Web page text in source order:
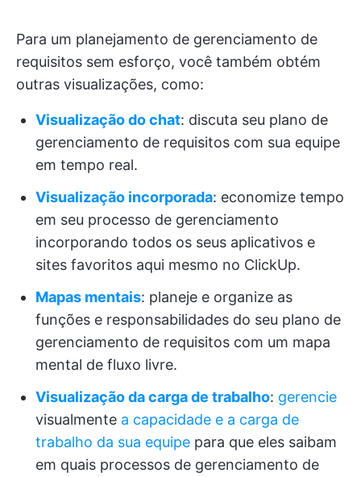
Para um planejamento de gerenciamento de
requisitos sem esforço, você também obtém
outras visualizações, como:
Visualização do chat: discuta seu plano de
gerenciamento de requisitos com sua equipe
em tempo real.
Visualização incorporada: economize tempo
em seu processo de gerenciamento
incorporando todos os seus aplicativos e
sites favoritos aqui mesmo no ClickUp.
Mapas mentais: planeje e organize as
funções e responsabilidades do seu plano de
gerenciamento de requisitos com um mapa
mental de fluxo livre.
Visualização da carga de trabalho: gerencie
visualmente a capacidade e a carga de
trabalho da sua equipe para que eles saibam
em quais processos de gerenciamento de